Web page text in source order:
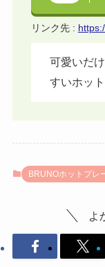
リンク先 :
可愛いだ
すいホッ
BRUNOホットプレ
よ